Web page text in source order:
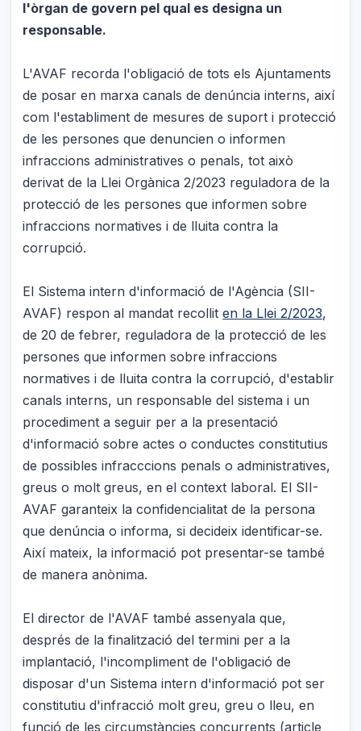
l'òrgan de govern pel qual es designa un
responsable.
L'AVAF recorda l'obligació de tots els Ajuntaments
de posar en marxa canals de denúncia interns, així
com l'establiment de mesures de suport i protecció
de les persones que denuncien o informen
infraccions administratives o penals, tot això
derivat de la Llei Orgànica 2/2023 reguladora de la
protecció de les persones que informen sobre
infraccions normatives i de lluita contra la
corrupció.
El Sistema intern d'informació de l'Agència (SII-
AVAF) respon al mandat recolliten la Llei 2/2023,
de 20 de febrer, reguladora de la protecció de les
persones que informen sobre infraccions
normatives i de lluita contra la corrupció, d'establir
canals interns, un responsable del sistema i un
procediment a seguir per a la presentació
d'informació sobre actes o conductes constitutius
de possibles infracccions penals o administratives,
greus o molt greus, en el context laboral. El SII-
AVAF garanteix la confidencialitat de la persona
que denúncia o informa, si decideix identificar-se.
Així mateix, la informació pot presentar-se també
de manera anònima.
El director de l'AVAF també assenyala que,
després de la finalització del termini per a la
implantació, l'incompliment de l'obligació de
disposar d'un Sistema intern d'informació pot ser
constitutiu d'infracció molt greu, greu o lleu, en
funció de les circumstàncies concurrents (article